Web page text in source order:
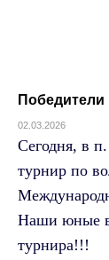
Победители
02.03.2026
Сегодня, в
турнир по
Наши юные
турнира!!!